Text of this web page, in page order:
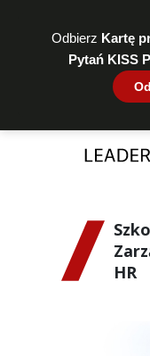
Odbierz Kartę
Pytań KISS
HR